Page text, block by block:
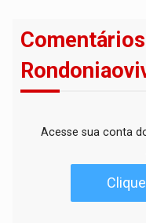
Comentários
Acesse sua conta